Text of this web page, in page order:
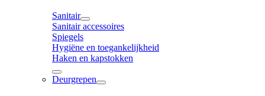
Sanitair
Sanitair accessoires
Spiegels
Hygiëne en toegankelijkheid
Haken en kapstokken
Deurgrepen